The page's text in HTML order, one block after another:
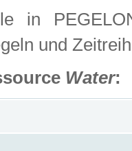
in
und
Water: